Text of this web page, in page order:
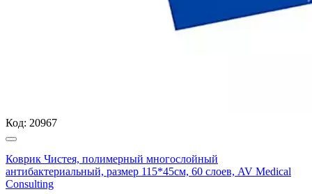
Код: 20967
Коврик Чистея, полимерный многослойный
антибактериальный, размер 115*45см, 60 слоев, AV Medical
Consulting